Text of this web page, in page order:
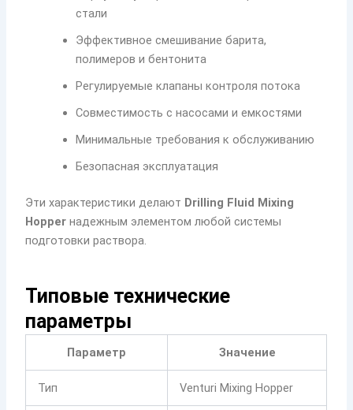
стали
Эффективное смешивание барита,
полимеров и бентонита
Регулируемые клапаны контроля потока
Совместимость с насосами и емкостями
Минимальные требования к обслуживанию
Безопасная эксплуатация
Эти характеристики делают Drilling Fluid Mixing
Hopper надежным элементом любой системы
подготовки раствора.
Типовые технические
параметры
Параметр Значение
Тип Venturi Mixing Hopper